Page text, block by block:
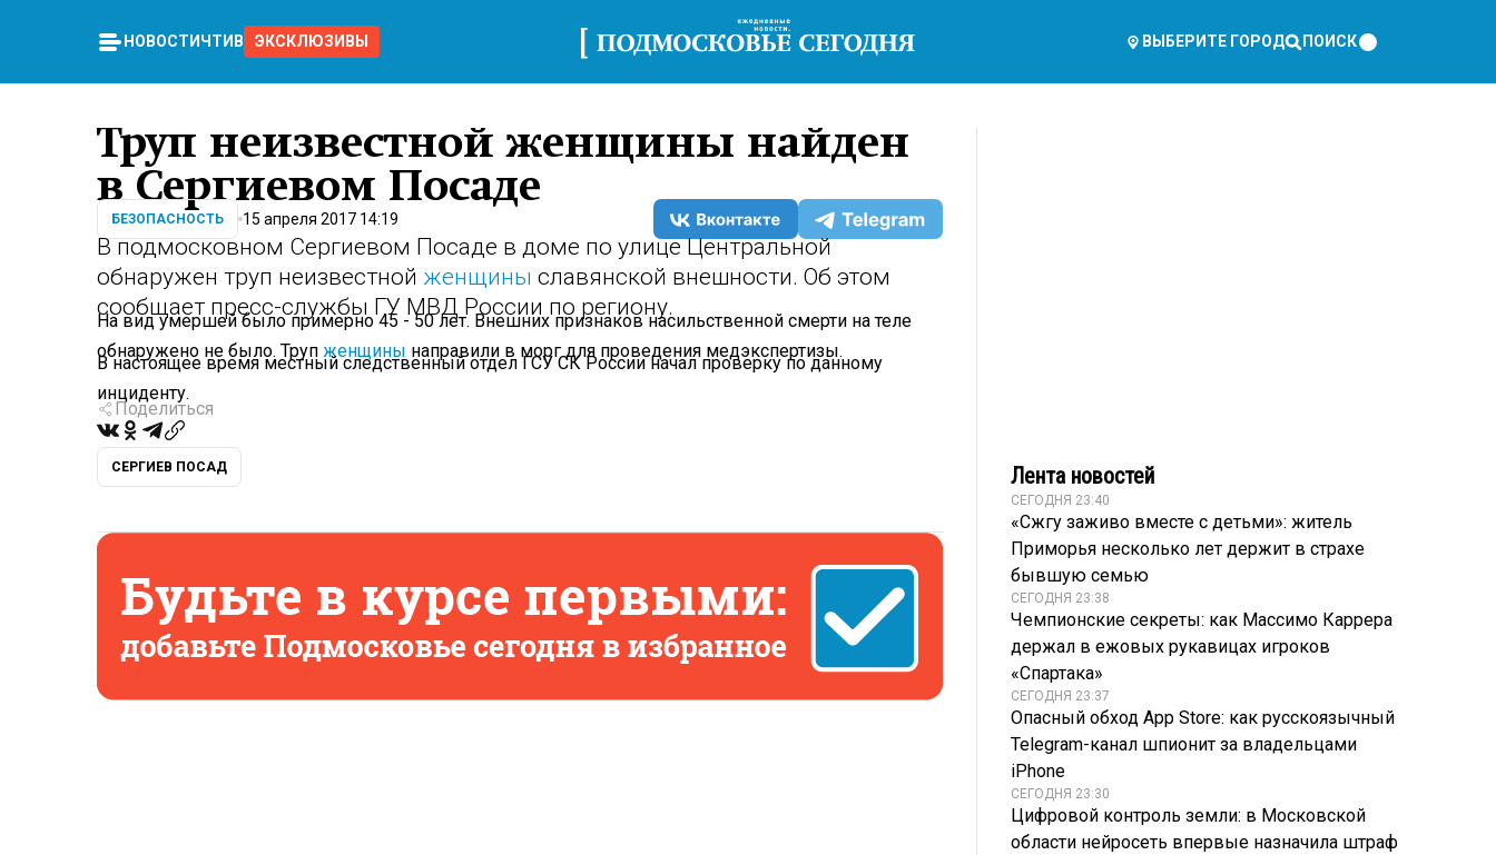
НОВОСТИ ЧТИВО ЭКСКЛЮЗИВЫ ВЫБЕРИТЕ ГОРОД ПОИСК
Труп неизвестной женщины найден
в Сергиевом Посаде
БЕЗОПАСНОСТЬ 15 апреля 2017 14:19
В подмосковном Сергиевом Посаде в доме по улице Центральной
обнаружен труп неизвестной женщины славянской внешности. Об этом
сообщает пресс-службы ГУ МВД России по региону.
На вид умершей было примерно 45 - 50 лет. Внешних признаков насильственной смерти на теле
обнаружено не было. Труп женщины направили в морг для проведения медэкспертизы.
В настоящее время местный следственный отдел ГСУ СК России начал проверку по данному
инциденту.
Поделиться
СЕРГИЕВ ПОСАД Лента новостей
СЕГОДНЯ 23:40
«Сжгу заживо вместе с детьми»: житель
Приморья несколько лет держит в страхе
бывшую семью
СЕГОДНЯ 23:38
Чемпионские секреты: как Массимо Каррера
держал в ежовых рукавицах игроков
«Спартака»
СЕГОДНЯ 23:37
Опасный обход App Store: как русскоязычный
Telegram-канал шпионит за владельцами
iPhone
СЕГОДНЯ 23:30
Цифровой контроль земли: в Московской
области нейросеть впервые назначила штраф